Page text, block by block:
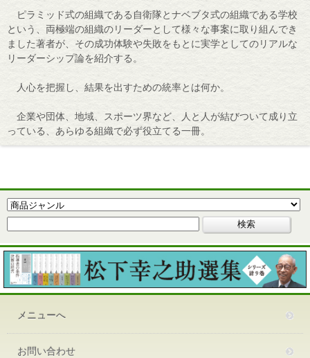
ピラミッド式の組織である自衛隊とナベブタ式の組織である学校
という、両極端の組織のリーダーとして様々な事案に取り組んでき
ました著者が、その成功体験や失敗をもとに実学としてのリアルな
リーダーシップ論を紹介する。
人心を把握し、結果を出すための統率とは何か。
企業や団体、地域、スポーツ界など、人と人が結びついて成り立
っている、あらゆる組織で必ず役立てる一冊。
メニューへ
お問い合わせ